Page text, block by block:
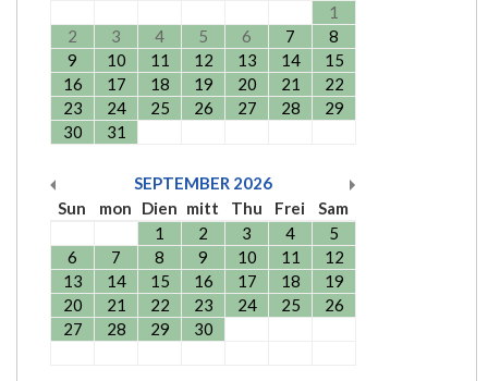
1
2
3 4 5 6 7
8
9
10 11 12 13 14
15
16
17 18 19 20 21
22
23
24 25 26 27 28
29
30
31
SEPTEMBER 2026
Sun
mon Dien mitt Thu Frei
Sam
1
2 3 4
5
6
7 8 9 10 11
12
13
14 15 16 17 18
19
20
21 22 23 24 25
26
27
28 29 30